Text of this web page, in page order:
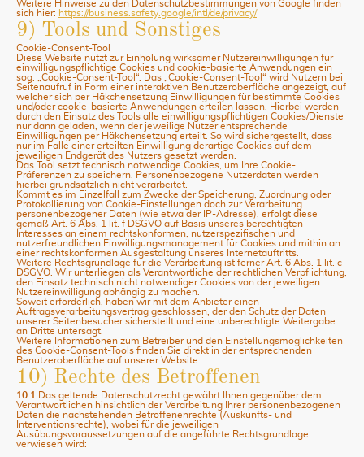
Weitere Hinweise zu den Datenschutzbestimmungen von Google finden
sich hier: https://business.safety.google/intl /de/privacy/
9) Tools und Sonstiges
Cookie-Consent-Tool
Diese Website nutzt zur Einholung wirksamer Nutzereinwilligungen für
einwilligungspflichtige Cookies und cookie-basierte Anwendungen ein
sog. „Cookie-Consent-Tool“. Das „Cookie-Consent-Tool“ wird Nutzern bei
Seitenaufruf in Form einer interaktiven Benutzeroberfläche angezeigt, auf
welcher sich per Häkchensetzung Einwilligungen für bestimmte Cookies
und/oder cookie-basierte Anwendungen erteilen lassen. Hierbei werden
durch den Einsatz des Tools alle einwilligungspflichtigen Cookies/Dienste
nur dann geladen, wenn der jeweilige Nutzer entsprechende
Einwilligungen per Häkchensetzung erteilt. So wird sichergestellt, dass
nur im Falle einer erteilten Einwilligung derartige Cookies auf dem
jeweiligen Endgerät des Nutzers gesetzt werden.
Das Tool setzt technisch notwendige Cookies, um Ihre Cookie-
Präferenzen zu speichern. Personenbezogene Nutzerdaten werden
hierbei grundsätzlich nicht verarbeitet.
Kommt es im Einzelfall zum Zwecke der Speicherung, Zuordnung oder
Protokollierung von Cookie-Einstellungen doch zur Verarbeitung
personenbezogener Daten (wie etwa der IP-Adresse), erfolgt diese
gemäß Art. 6 Abs. 1 lit. f DSGVO auf Basis unseres berechtigten
Interesses an einem rechtskonformen, nutzerspezifischen und
nutzerfreundlichen Einwilligungsmanagement für Cookies und mithin an
einer rechtskonformen Ausgestaltung unseres Internetauftritts.
Weitere Rechtsgrundlage für die Verarbeitung ist ferner Art. 6 Abs. 1 lit. c
DSGVO. Wir unterliegen als Verantwortliche der rechtlichen Verpflichtung,
den Einsatz technisch nicht notwendiger Cookies von der jeweiligen
Nutzereinwilligung abhängig zu machen.
Soweit erforderlich, haben wir mit dem Anbieter einen
Auftragsverarbeitungsvertrag geschlossen, der den Schutz der Daten
unserer Seitenbesucher sicherstellt und eine unberechtigte Weitergabe
an Dritte untersagt.
Weitere Informationen zum Betreiber und den Einstellungsmöglichkeiten
des Cookie-Consent-Tools finden Sie direkt in der entsprechenden
Benutzeroberfläche auf unserer Website.
10) Rechte des Betroffenen
10.1
Das geltende Datenschutzrecht gewährt Ihnen gegenüber dem
Verantwortlichen hinsichtlich der Verarbeitung Ihrer personenbezogenen
Daten die nachstehenden Betroffenenrechte (Auskunfts- und
Interventionsrechte), wobei für die jeweiligen
Ausübungsvoraussetzungen auf die angeführte Rechtsgrundlage
verwiesen wird: